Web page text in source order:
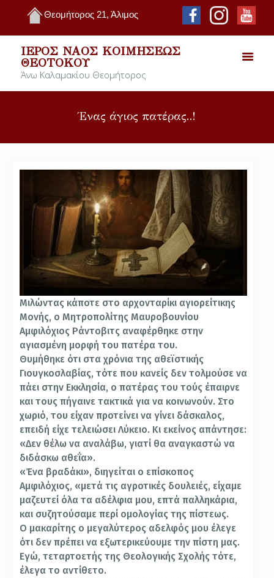
Θεομήτορος 21, Άλιμος
ΙΕΡΌΣ ΝΑΌΣ ΚΟΙΜΉΣΕΩΣ
ΘΕΟΤΌΚΟΥ
Άνω Καλαμακίου Θεομήτορος
Ένας άγιος πατέρας..!
Μιλώντας κάποτε στο αρχονταρίκι αγιορείτικης
Μονής, ο Μητροπολίτης Μαυροβουνίου
Αμφιλόχιος Ράντοβιτς αναφέρθηκε στην
αγιασμένη μορφή του πατέρα του.
Θυμήθηκε ότι στα χρόνια της αθεϊστικής
Γιουγκοσλαβίας, τότε που κανείς δεν τολμούσε να
πάει στην Εκκλησία, ο πατέρας του τούς έπαιρνε
και τους πήγαινε τακτικά για να κοινωνούν. Στο
χωριό, του είχαν προτείνει να γίνει δάσκαλος,
επειδή είχε τελειώσει Λύκειο. Κι εκείνος απάντησε:
«Δεν θέλω να αναλάβω, γιατί θα αναγκαστώ να
διδάσκω αθεΐα».
«Ένα βραδάκι», διηγείται ο επίσκοπος
Αμφιλόχιος, «μετά τις αγροτικές δουλειές, είχαμε
μαζευτεί όλα τα αδέλφια μου, επτά παλληκάρια,
και συζητούσαμε περί ομολογίας της πίστεως.
Ο μακαρίτης ο μεγαλύτερος αδελφός μου έλεγε
ότι δεν πρέπει να εξωτερικεύουμε την πίστη μας.
Εγώ, τεταρτοετής της Θεολογικής Σχολής τότε,
έλεγα το αντίθετο.